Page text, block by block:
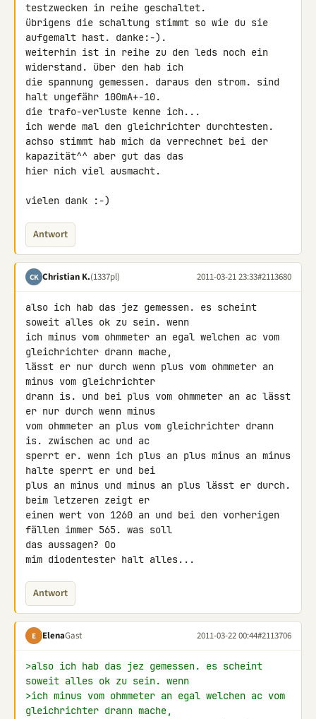
testzwecken in reihe geschaltet.
übrigens die schaltung stimmt so wie du sie
aufgemalt hast. danke:-).
weiterhin ist in reihe zu den leds noch ein
widerstand. über den hab ich
die spannung gemessen. daraus den strom. sind
halt ungefähr 100mA+-10.
die trafo-verluste kenne ich...
ich werde mal den gleichrichter durchtesten.
achso stimmt hab mich da verrechnet bei der
kapazität^^ aber gut das das
hier nich viel ausmacht.
vielen dank :-)
Antwort
CK Christian K.(1337pl) 2011-03-21 23:33#2113680
also ich hab das jez gemessen. es scheint
soweit alles ok zu sein. wenn
ich minus vom ohmmeter an egal welchen ac vom
gleichrichter drann mache,
lässt er nur durch wenn plus vom ohmmeter an
minus vom gleichrichter
drann is. und bei plus vom ohmmeter an ac lässt
er nur durch wenn minus
vom ohmmeter an plus vom gleichrichter drann
is. zwischen ac und ac
sperrt er. wenn ich plus an plus minus an minus
halte sperrt er und bei
plus an minus und minus an plus lässt er durch.
beim letzeren zeigt er
einen wert von 1260 an und bei den vorherigen
fällen immer 565. was soll
das aussagen? Oo
mim diodentester halt alles...
Antwort
E ElenaGast 2011-03-22 00:44#2113706
>also ich hab das jez gemessen. es scheint
soweit alles ok zu sein. wenn
>ich minus vom ohmmeter an egal welchen ac vom
gleichrichter drann mache,